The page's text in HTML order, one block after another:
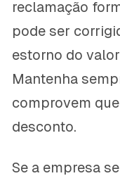
reclamação
pode ser
estorno do
Mantenha
comprovem
desconto.
Se a empresa